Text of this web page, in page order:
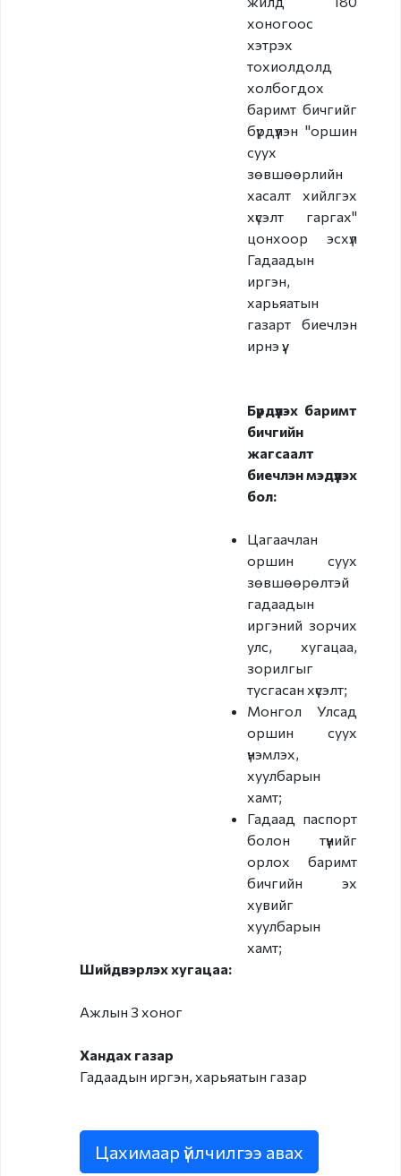
Авлигын эсрэг үйл
Мэдээ, мэдээлэл
хоногоос
хэтрэх
тохиолдолд
холбогдох
баримт бичгийг
бүрдүүлэн "оршин
суух
зөвшөөрлийн
хасалт хийлгэх
хүсэлт гаргах"
цонхоор эсхүл
Гадаадын
иргэн,
харьяатын
газарт биечлэн
ирнэ үү.
Бүрдүүлэх баримт
бичгийн
жагсаалт
биечлэн мэдүүлэх
бол:
Цагаачлан
оршин суух
зөвшөөрөлтэй
гадаадын
иргэний зорчих
улс, хугацаа,
зорилгыг
тусгасан хүсэлт;
Монгол Улсад
оршин суух
үнэмлэх,
хуулбарын
хамт;
Гадаад паспорт
болон түүнийг
орлох баримт
бичгийн эх
хувийг
хуулбарын
хамт;
Шийдвэрлэх хугацаа:
Ажлын 3 хоног
Хандах газар
Гадаадын иргэн, харьяатын газар
Цахимаар үйлчилгээ авах